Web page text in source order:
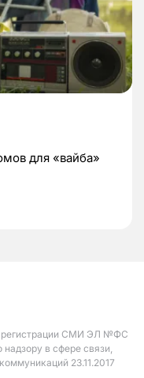
для «вайба»
регистрации СМИ ЭЛ №ФС
в сфере связи,
23.11.2017